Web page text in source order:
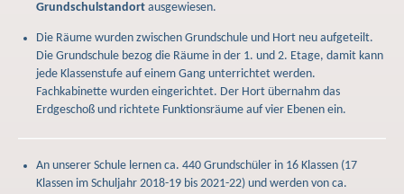
Grundschulstandort ausgewiesen.
Die Räume wurden zwischen Grundschule und Hort neu aufgeteilt.
Die Grundschule bezog die Räume in der 1. und 2. Etage, damit kann
jede Klassenstufe auf einem Gang unterrichtet werden.
Fachkabinette wurden eingerichtet. Der Hort übernahm das
Erdgeschoß und richtete Funktionsräume auf vier Ebenen ein.
An unserer Schule lernen ca. 440 Grundschüler in 16 Klassen (17
Klassen im Schuljahr 2018-19 bis 2021-22) und werden von ca.